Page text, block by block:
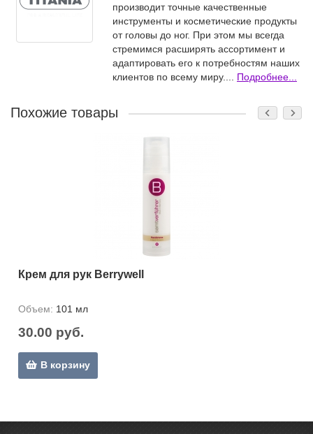
производит точные качественные
инструменты и косметические продукты
от головы до ног. При этом мы всегда
стремимся расширять ассортимент и
адаптировать его к потребностям наших
клиентов по всему миру.... Подробнее...
Похожие товары
Крем для рук Berrywell
Объем: 101 мл
30.00 руб.
В корзину